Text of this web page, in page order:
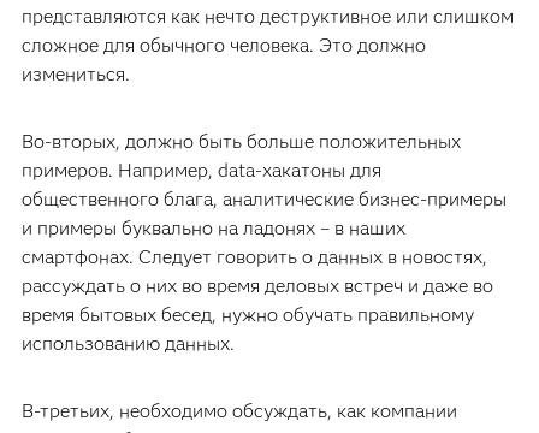
представляются как нечто деструктивное или слишком
сложное для обычного человека. Это должно
измениться.
Во-вторых, должно быть больше положительных
примеров. Например, data-хакатоны для
общественного блага, аналитические бизнес-примеры
и примеры буквально на ладонях – в наших
смартфонах. Следует говорить о данных в новостях,
рассуждать о них во время деловых встреч и даже во
время бытовых бесед, нужно обучать правильному
использованию данных.
В-третьих, необходимо обсуждать, как компании